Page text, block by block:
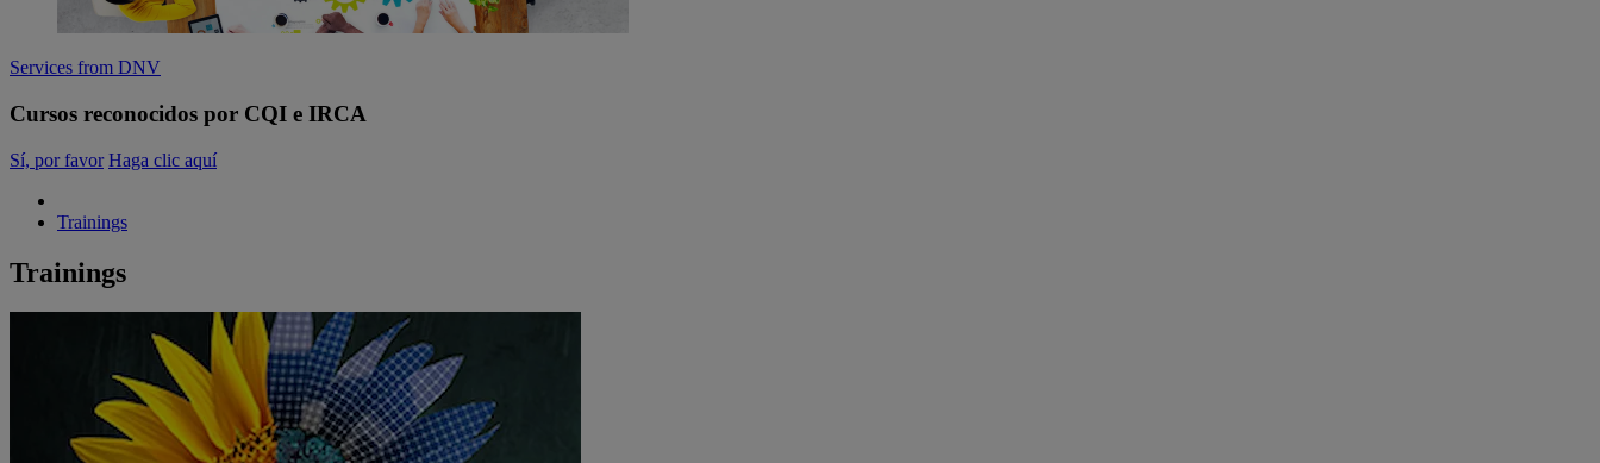
Services from DNV
Cursos reconocidos por CQI e IRCA
Sí, por favor Haga clic aquí
Trainings
Trainings